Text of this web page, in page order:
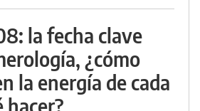
la fecha clave
¿cómo
la energía de cada
hacer?